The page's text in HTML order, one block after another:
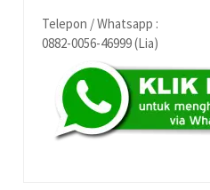
Telepon / Whatsapp :
0882-0056-46999 (Lia)